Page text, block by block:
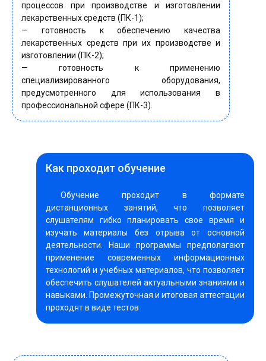
процессов при производстве и изготовлении
лекарственных средств (ПК-1);
— готовность к обеспечению качества
лекарственных средств при их производстве и
изготовлении (ПК-2);
— готовность к применению
специализированного оборудования,
предусмотренного для использования в
профессиональной сфере (ПК-3).
Как проходит обучение
Обучение проходит в формате
дистанционных занятий, что позволяет
слушателям гибко планировать свое время и
изучать материалы без отрыва от основной
деятельности. Наши программы предполагают
применение современных информационных
технологий и учебных материалов, что позволяет
обеспечить слушателей актуальными знаниями и
навыками. Промежуточная и итоговая аттестации
проходят в виде тестов